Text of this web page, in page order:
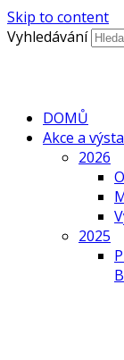
Skip to content
Vyhledávání
DOMŮ
Akce a
2026
2025